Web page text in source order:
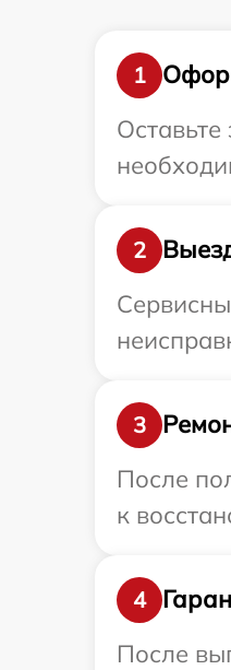
1
2
3
После
к
4
После